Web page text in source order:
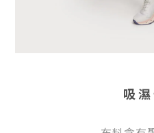
吸